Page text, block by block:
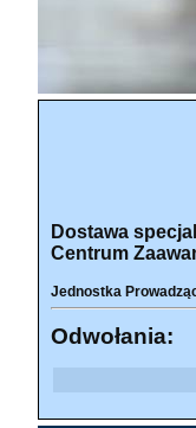
Dostawa
Centrum
Jednostka
Odwołania: